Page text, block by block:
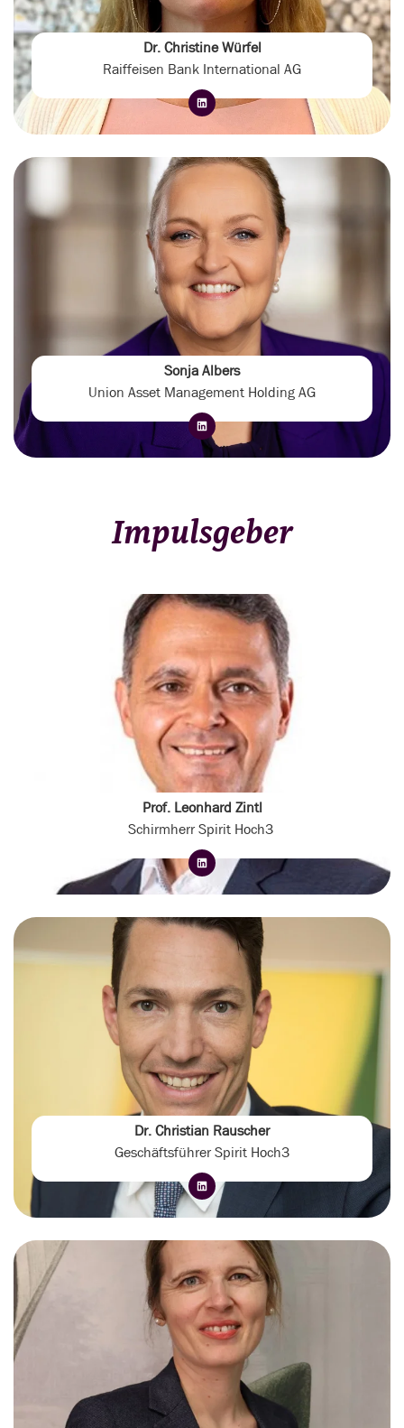
Dr. Christine Würfel
Raiffeisen Bank International AG
Sonja Albers
Union Asset Management Holding AG
Impulsgeber
Prof. Leonhard Zintl
Schirmherr Spirit Hoch3
Dr. Christian Rauscher
Geschäftsführer Spirit Hoch3